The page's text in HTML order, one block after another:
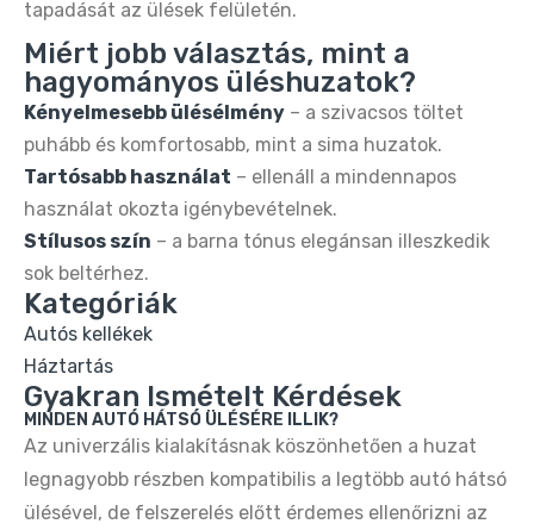
tapadását az ülések felületén.
Miért jobb választás, mint a
hagyományos üléshuzatok?
Kényelmesebb ülésélmény – a szivacsos töltet
puhább és komfortosabb, mint a sima huzatok.
Tartósabb használat – ellenáll a mindennapos
használat okozta igénybevételnek.
Stílusos szín – a barna tónus elegánsan illeszkedik
sok beltérhez.
Kategóriák
Autós kellékek
Háztartás
Gyakran Ismételt Kérdések
MINDEN AUTÓ HÁTSÓ ÜLÉSÉRE ILLIK?
Az univerzális kialakításnak köszönhetően a huzat
legnagyobb részben kompatibilis a legtöbb autó hátsó
ülésével, de felszerelés előtt érdemes ellenőrizni az